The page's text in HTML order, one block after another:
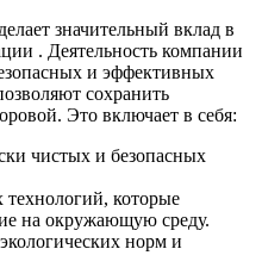
значительный вклад в
. Деятельность компании
и эффективных
сохранить
Это включает в себя:
чистых и безопасных
которые
на окружающую среду.
норм и